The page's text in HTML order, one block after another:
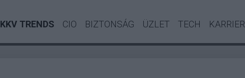
KKV TRENDS CIO BIZTONSÁG ÜZLET TECH KARRIER